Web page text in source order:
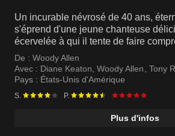
Un incurable névrosé de 40 ans,
s'éprend d'une jeune chanteuse
écervelée à qui il tente de faire
De : Woody Allen
Avec : Diane Keaton, Woody Allen, Tony
Pays : États-Unis d'Amérique
S. P.
Plus d'infos